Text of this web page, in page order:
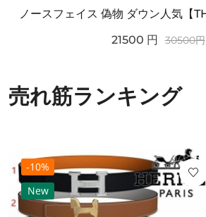
21500 円 30500円
売れ筋ランキング
-10%
New